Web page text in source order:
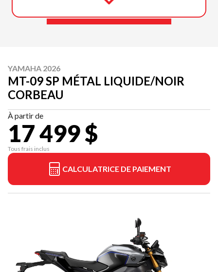
YAMAHA 2026
MT-09 SP MÉTAL LIQUIDE/NOIR
CORBEAU
À partir de
17 499 $
Tous frais inclus
CALCULATRICE DE PAIEMENT